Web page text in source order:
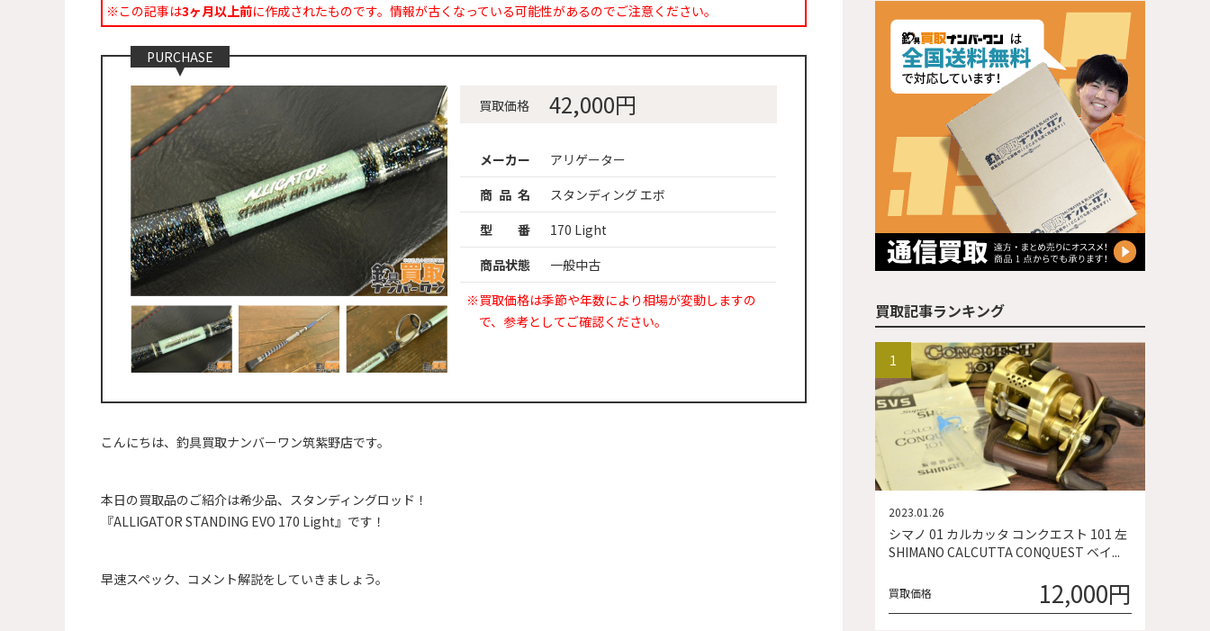
※この記事は3ヶ月以上前に作成されたものです。情報が古くなっている可能性があるのでご注意ください。
PURCHASE
買取価格 42,000円
メーカー
アリゲーター
商 品 名
スタンディング エボ
型 番
170 Light
商品状態
一般中古
※買取価格は季節や年数により相場が変動しますの
で、参考としてご確認ください。
こんにちは、釣具買取ナンバーワン筑紫野店です。
本日の買取品のご紹介は希少品、スタンディングロッド！
『ALLIGATOR STANDING EVO 170 Light』です！
早速スペック、コメント解説をしていきましょう。
買取記事ランキング
シマノ 01 カルカッタ コンクエスト 101 左
SHIMANO CALCUTTA CONQUEST ベイ...
2023.01.26
買取価格 12,000円